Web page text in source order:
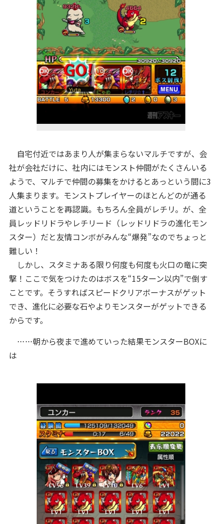
自宅付近ではあまり人が集まらないマルチですが、会
社が会社だけに、社内にはモンスト仲間がたくさんいる
ようで、マルチで仲間の募集をかけるとあっという間に3
人集まります。モンストプレイヤーのほとんどのが通る
道ということを再認識。もちろん全員がレチリ。が、全
員レッドリドラやレチリード（レッドリドラの進化モン
スター）だと友情コンボがみんな“爆発”なのでちょっと
難しい！
しかし、スタミナある限り何度も何度も火口の竜に突
撃！ここで気をつけたのはボスを“15ターン以内”で倒す
ことです。そうすればスピードクリアボーナスがゲット
でき、進化に必要な石やよりモンスターがゲットできる
からです。
……朝から夜まで進めていった結果モンスターBOXに
は